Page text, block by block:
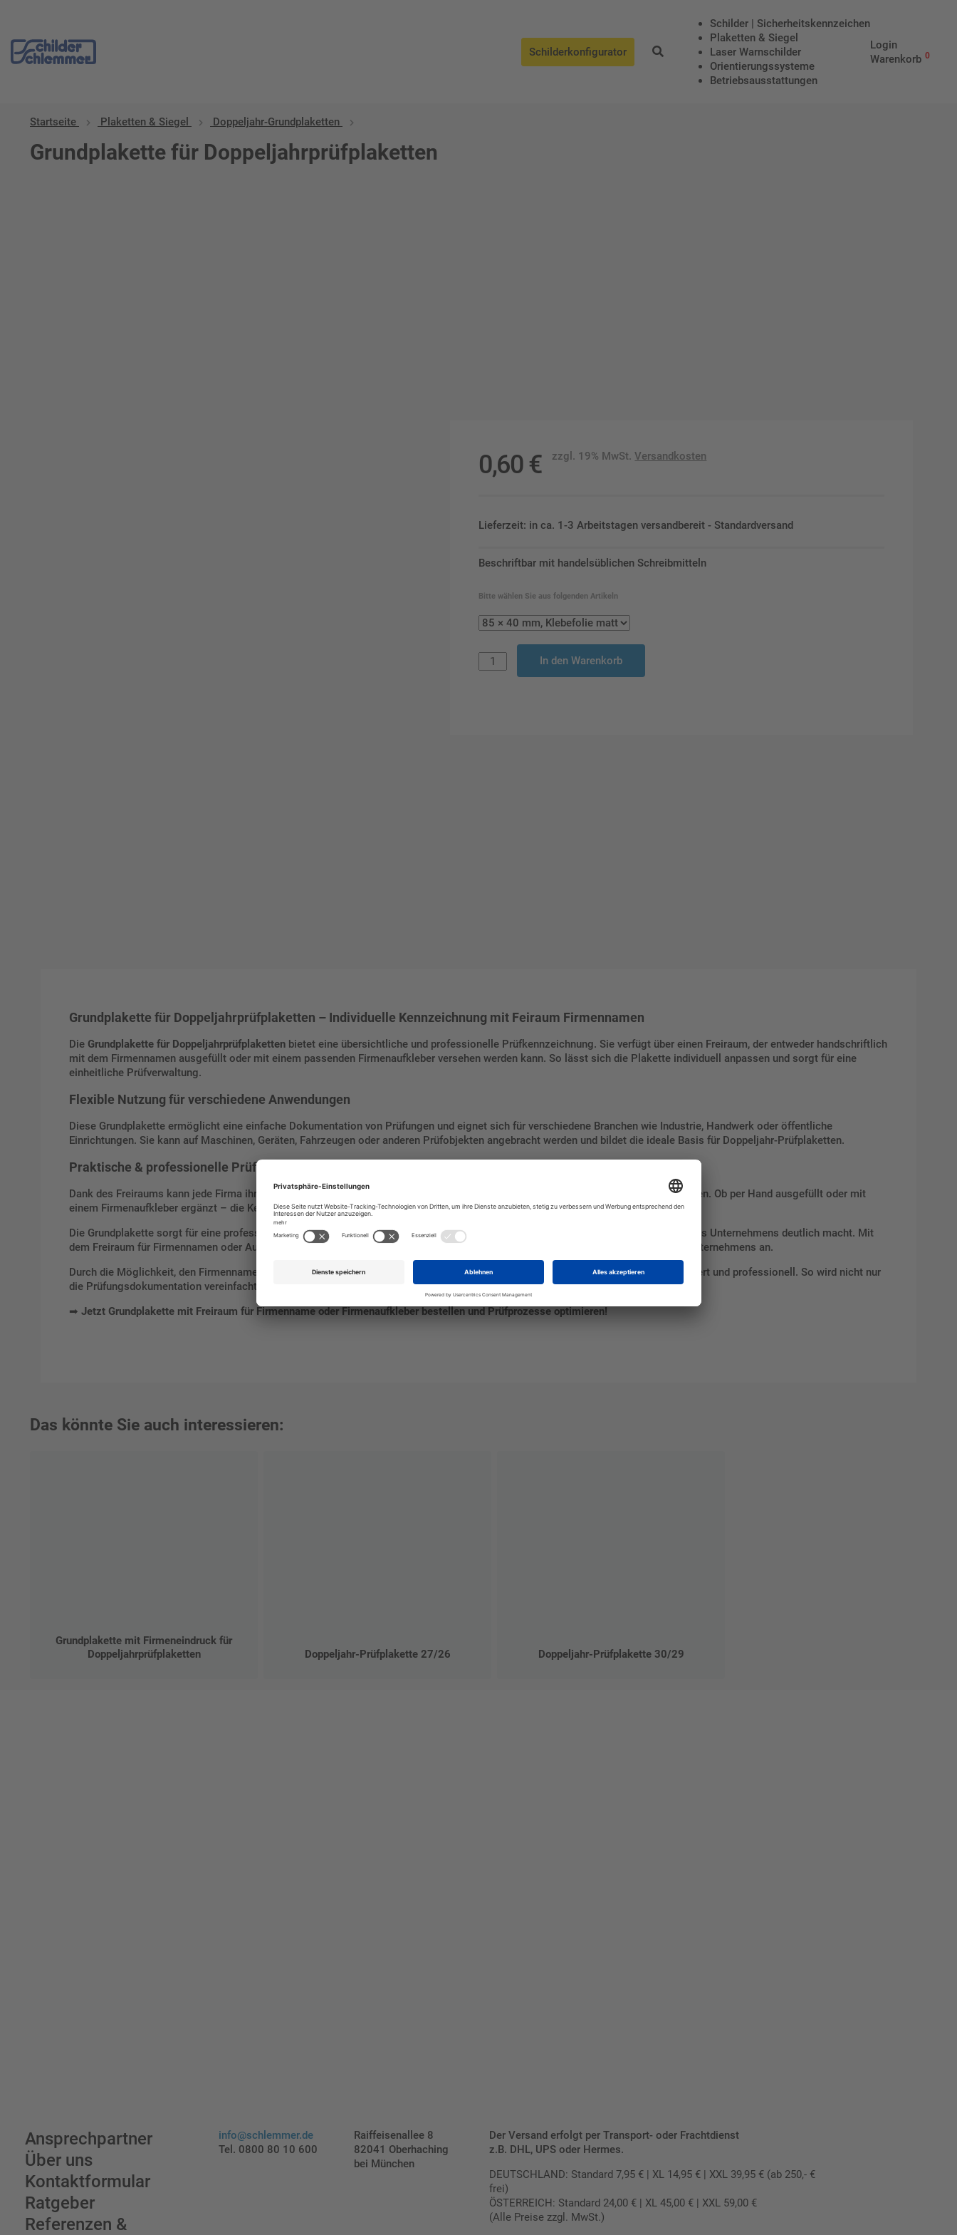
Schilderkonfigurator
Schilder | Sicherheitskennzeichen
Plaketten & Siegel
Laser Warnschilder
Orientierungssysteme
Betriebs­aus­stattungen
Login
Warenkorb 0
Startseite Plaketten & Siegel Doppeljahr-Grundplaketten
Grundplakette für Doppeljahrprüfplaketten
0,60 € zzgl. 19% MwSt.Versandkosten
Lieferzeit: in ca. 1-3 Arbeitstagen versandbereit - Standardversand
Beschriftbar mit handelsüblichen Schreibmitteln
Bitte wählen Sie aus folgenden Artikeln
In den Warenkorb
Grundplakette für Doppeljahrprüfplaketten – Individuelle Kennzeichnung mit Feiraum Firmennamen
Die Grundplakette für Doppeljahrprüfplaketten bietet eine übersichtliche und professionelle Prüfkennzeichnung. Sie verfügt über einen Freiraum, der entweder handschriftlich
mit dem Firmennamen ausgefüllt oder mit einem passenden Firmenaufkleber versehen werden kann. So lässt sich die Plakette individuell anpassen und sorgt für eine
einheitliche Prüfverwaltung.
Flexible Nutzung für verschiedene Anwendungen
Diese Grundplakette ermöglicht eine einfache Dokumentation von Prüfungen und eignet sich für verschiedene Branchen wie Industrie, Handwerk oder öffentliche
Einrichtungen. Sie kann auf Maschinen, Geräten, Fahrzeugen oder anderen Prüfobjekten angebracht werden und bildet die ideale Basis für Doppeljahr-Prüfplaketten.
Praktische & professionelle Prüfkennzeichnung
Dank des Freiraums kann jede Firma ihre Plaketten individuell gestalten und so eine klare, personalisierte Prüfverwaltung sicherstellen. Ob per Hand ausgefüllt oder mit
einem Firmenaufkleber ergänzt – die Kennzeichnung bleibt dauerhaft gut lesbar und unterstützt eine effiziente Wartungsplanung.
Die Grundplakette sorgt für eine professionelle und einheitliche Kennzeichnung, die sowohl die Prüfintervalle als auch die Identität des Unternehmens deutlich macht. Mit
dem Freiraum für Firmennamen oder Aufkleber bleibt die Plakette flexibel und passt sich an die individuellen Anforderungen jedes Unternehmens an.
Durch die Möglichkeit, den Firmennamen selbst einzutragen oder einen Aufkleber zu verwenden, bleibt die Plakette stets personalisiert und professionell. So wird nicht nur
die Prüfungsdokumentation vereinfacht, sondern auch das Branding des Unternehmens effektiv integriert.
➡ Jetzt Grundplakette mit Freiraum für Firmenname oder Firmenaufkleber bestellen und Prüfprozesse optimieren!
Das könnte Sie auch interessieren:
Grundplakette mit Firmeneindruck für
Doppeljahrprüfplaketten
Doppeljahr-Prüfplakette 27/26 Doppeljahr-Prüfplakette 30/29
Ansprechpartner
Über uns
Kontaktformular
Ratgeber
Referenzen &
info@schlemmer.de
Tel. 0800 80 10 600
Raiffeisenallee 8
82041 Oberhaching
bei München
Der Versand erfolgt per Transport- oder Frachtdienst
z.B. DHL, UPS oder Hermes.
DEUTSCHLAND: Standard 7,95 € | XL 14,95 € | XXL 39,95 € (ab 250,- €
frei)
ÖSTERREICH: Standard 24,00 € | XL 45,00 € | XXL 59,00 €
(Alle Preise zzgl. MwSt.)